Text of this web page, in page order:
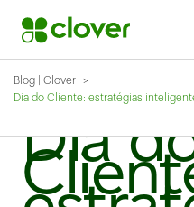
Blog | Clover
Dia do Cliente: estratégias
Dia